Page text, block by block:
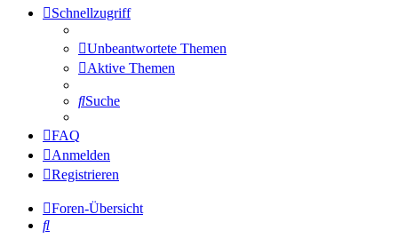
Schnellzugriff
Unbeantwortete Themen
Aktive Themen
Suche
FAQ
Anmelden
Registrieren
Foren-Übersicht
Suche